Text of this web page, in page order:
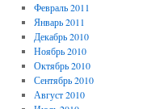
Февраль 2011
Январь 2011
Декабрь 2010
Ноябрь 2010
Октябрь 2010
Сентябрь 2010
Август 2010